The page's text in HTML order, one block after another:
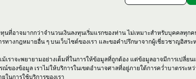
ที่อาจมากกว่าจำนวนเงินลงทุนเริ่มแรกของท่าน ไม่เหมาะสำหรับบุคคลทุก
ทางกฎหมายอื่น ๆ บนเว็บไซต์ของเรา และขอคำปรึกษาจากผู้เชี่ยวชาญอิสระ
าจะพยายามอย่างเต็มที่ในการให้ข้อมูลที่ถูกต้อง แต่ข้อมูลอาจมีการเปลี่ยน
องข้อมูล เราไม่ให้บริการในเขตอำนาจศาลที่อยู่ภายใต้การคว่ำบาตรระห
นการใช้บริการของเรา